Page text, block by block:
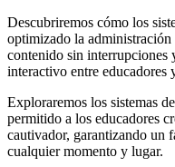
Descubriremos cómo los
optimizado la administración
contenido sin interrupciones
interactivo entre educadores
Exploraremos los sistemas
permitido a los educadores
cautivador, garantizando un
cualquier momento y lugar.